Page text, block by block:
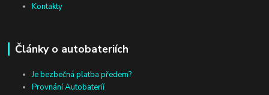
Kontakty
Články o autobateriích
Je bezbečná platba předem?
Provnání Autobateríí